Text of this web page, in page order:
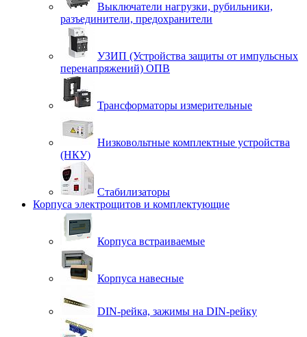
Выключатели нагрузки, рубильники,
разъединители, предохранители
УЗИП (Устройства защиты от импульсных
перенапряжений) ОПВ
Трансформаторы измерительные
Низковольтные комплектные устройства
(НКУ)
Стабилизаторы
Корпуса электрощитов и комплектующие
Корпуса встраиваемые
Корпуса навесные
DIN-рейка, зажимы на DIN-рейку